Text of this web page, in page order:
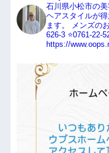
石川県小松市の美
ヘアスタイルが
ます。
メンズの
626-3⭐️0761-22-
https://